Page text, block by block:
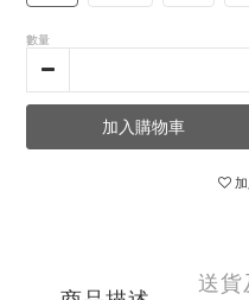
數量
加入購物車
送貨